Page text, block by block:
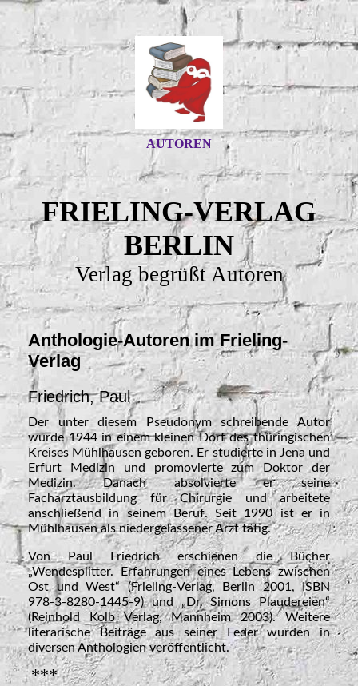
AUTOREN
FRIELING-VERLAG
BERLIN
Verlag begrüßt Autoren
Anthologie-Autoren im Frieling-
Verlag
Friedrich, Paul
Der unter diesem Pseudonym schreibende Autor
wurde 1944 in einem kleinen Dorf des thüringischen
Kreises Mühlhausen geboren. Er studierte in Jena und
Erfurt Medizin und promovierte zum Doktor der
Medizin. Danach absolvierte er seine
Facharztausbildung für Chirurgie und arbeitete
anschließend in seinem Beruf. Seit 1990 ist er in
Mühlhausen als niedergelassener Arzt tätig.
Von Paul Friedrich erschienen die Bücher
„Wendesplitter. Erfahrungen eines Lebens zwischen
Ost und West“ (Frieling-Verlag, Berlin 2001, ISBN
978-3-8280-1445-9) und „Dr. Simons Plaudereien“
(Reinhold Kolb Verlag, Mannheim 2003). Weitere
literarische Beiträge aus seiner Feder wurden in
diversen Anthologien veröffentlicht.
***